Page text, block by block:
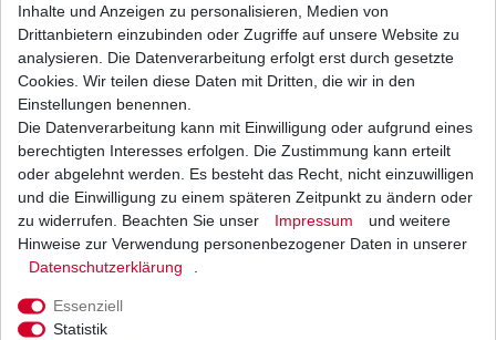
Dichtung Kupplungsdeckel Suzuki Diverse
Modelle 1985 - 2006
UVP 10,99 € 9,98 € *
1 Stück
Dichtung Lichtmaschine Suzuki GSF 650
Bandit B5 2005 - 2006
UVP 8,97 €
Inhalte und Anzeigen zu personalisieren, Medien von
Drittanbietern einzubinden oder Zugriffe auf unsere Website zu
analysieren. Die Datenverarbeitung erfolgt erst durch gesetzte
Cookies. Wir teilen diese Daten mit Dritten, die wir in den
Einstellungen benennen.
Die Datenverarbeitung kann mit Einwilligung oder aufgrund eines
berechtigten Interesses erfolgen. Die Zustimmung kann erteilt
oder abgelehnt werden. Es besteht das Recht, nicht einzuwilligen
und die Einwilligung zu einem späteren Zeitpunkt zu ändern oder
zu widerrufen. Beachten Sie unser
Impressum
und weitere
Hinweise zur Verwendung personenbezogener Daten in unserer
Daten­schutz­erklärung
Essenziell
Statistik